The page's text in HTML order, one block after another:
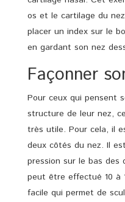
os et le cartilage du
placer un index sur le
en gardant son nez
Façonner
Pour ceux qui pensent
structure de leur nez,
très utile. Pour cela, il
deux côtés du nez. Il
pression sur le bas des
peut être effectué 10 à
facile qui permet de